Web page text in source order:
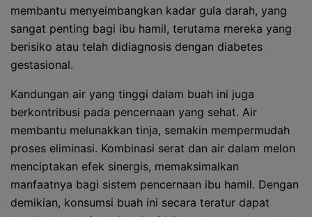
membantu menyeimbangkan kadar gula darah, yang
sangat penting bagi ibu hamil, terutama mereka yang
berisiko atau telah didiagnosis dengan diabetes
gestasional.
Kandungan air yang tinggi dalam buah ini juga
berkontribusi pada pencernaan yang sehat. Air
membantu melunakkan tinja, semakin mempermudah
proses eliminasi. Kombinasi serat dan air dalam melon
menciptakan efek sinergis, memaksimalkan
manfaatnya bagi sistem pencernaan ibu hamil. Dengan
demikian, konsumsi buah ini secara teratur dapat